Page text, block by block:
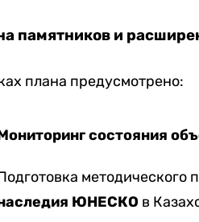
памятников и
плана предусмотрено:
состояния
методического
ЮНЕСКО в